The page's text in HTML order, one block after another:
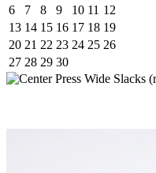
6
7 8 9 10 11 12
13 14 15 16 17 18 19
20 21 22 23 24 25 26
27 28 29 30